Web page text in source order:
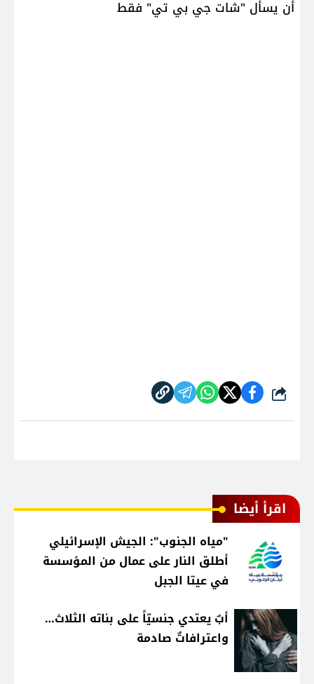
أن يسأل "شات جي بي تي" فقط
شارك
اقرأ أيضا
"مياه الجنوب": الجيش الإسرائيلي
أطلق النار على عمال من المؤسسة
في عيتا الجبل
أبٌ يعتدي جنسيّاً على بناته الثلاث…
واعترافاتٌ صادمة